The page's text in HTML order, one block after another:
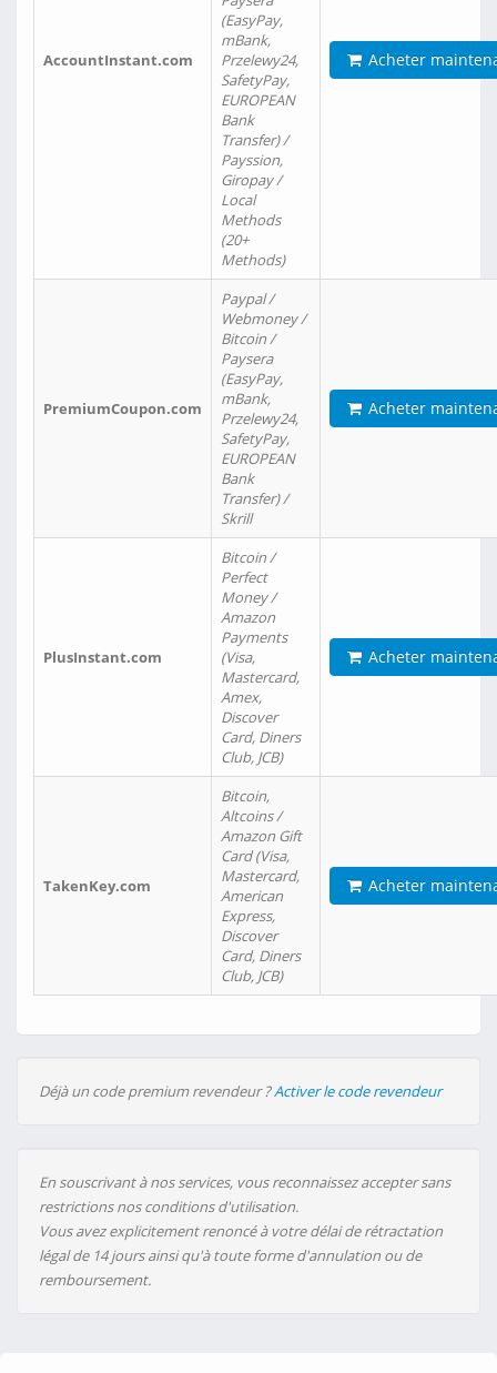
AccountInstant.com
(EasyPay,
mBank,
Przelewy24,
SafetyPay,
EUROPEAN
Bank
Transfer) /
Payssion,
Giropay /
Local
Methods
(20+
Methods)
Acheter
PremiumCoupon.com
Paypal /
Webmoney /
Bitcoin /
Paysera
(EasyPay,
mBank,
Przelewy24,
SafetyPay,
EUROPEAN
Bank
Transfer) /
Skrill
Acheter
PlusInstant.com
Bitcoin /
Perfect
Money /
Amazon
Payments
(Visa,
Mastercard,
Amex,
Discover
Card, Diners
Club, JCB)
Acheter
TakenKey.com
Bitcoin,
Altcoins /
Amazon Gift
Card (Visa,
Mastercard,
American
Express,
Discover
Card, Diners
Club, JCB)
Acheter
Déjà un code premium revendeur ?Activer le code revendeur
En souscrivant à nos services, vous reconnaissez accepter sans
restrictions nos conditions d'utilisation.
Vous avez explicitement renoncé à votre délai de rétractation
légal de 14 jours ainsi qu'à toute forme d'annulation ou de
remboursement.